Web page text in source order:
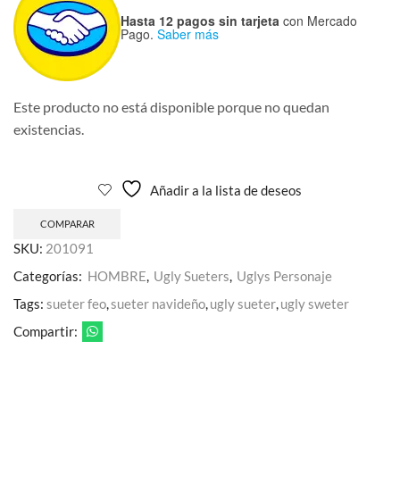
Hasta 12 pagos sin tarjeta con Mercado
Pago. Saber más
Este producto no está disponible porque no quedan
existencias.
Añadir a la lista de deseos
COMPARAR
SKU: 201091
Categorías: HOMBRE, Ugly Sueters, Uglys Personaje
Tags: sueter feo,sueter navideño,ugly sueter,ugly sweter
Compartir: